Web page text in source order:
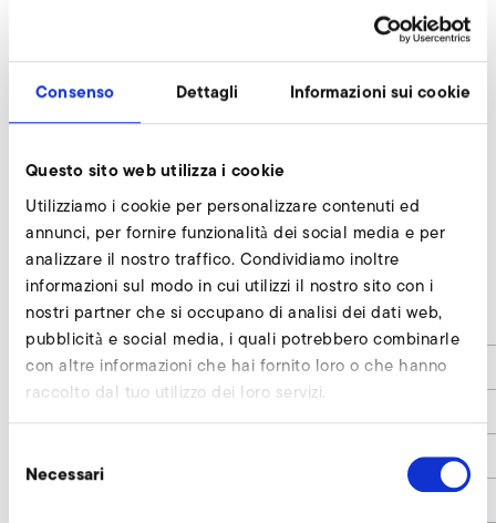
Consenso Dettagli Informazioni sui cookie
Questo sito web utilizza i cookie
Utilizziamo i cookie per personalizzare contenuti ed
annunci, per fornire funzionalità dei social media e per
analizzare il nostro traffico. Condividiamo inoltre
informazioni sul modo in cui utilizzi il nostro sito con i
nostri partner che si occupano di analisi dei dati web,
pubblicità e social media, i quali potrebbero combinarle
con altre informazioni che hai fornito loro o che hanno
raccolto dal tuo utilizzo dei loro servizi.
delNecessari
2D 04
a
b
80
80